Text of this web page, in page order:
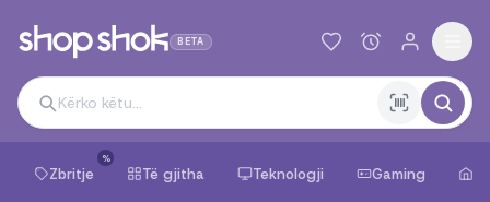
BETA
Zbritje
%
Të gjitha Teknologji Gaming